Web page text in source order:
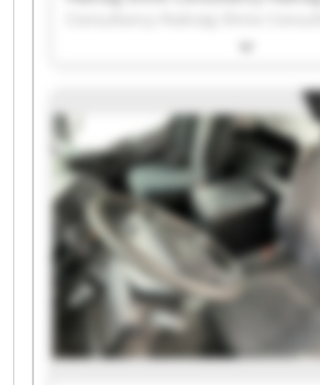
Shine Consultancy Padraig Shine
Consultancy Padraig Shine
Shine Consultancy Padraig Shine
Padraig Shine Consultancy
Consultancy Padraig Shine
Shine Consultancy Padraig Shine
Padraig Shine Consultancy Padraig
Consultancy Padraig Shine
Shine Consultancy Padraig Shine